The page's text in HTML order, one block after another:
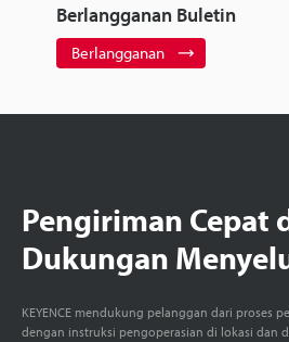
Berlangganan Buletin
Berlangganan
Pengiriman Cepat
Dukungan
KEYENCE mendukung pelanggan dari proses
dengan instruksi pengoperasian di lokasi dan